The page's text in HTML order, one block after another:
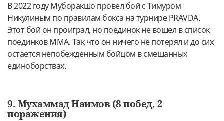
В 2022 году Муборакшо провел бой с Тимуром
Никулиным по правилам бокса на турнире PRAVDA.
Этот бой он проиграл, но поединок не вошел в список
поединков ММА. Так что он ничего не потерял и до сих
остается непобежденным бойцом в смешанных
единоборствах.
9. Мухаммад Наимов (8 побед, 2
поражения)